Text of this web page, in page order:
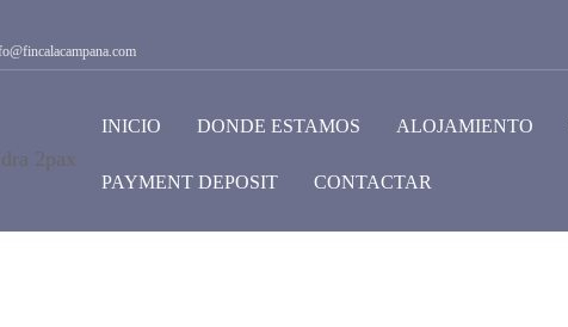
INICIO DONDE ESTAMOS ALOJAMIENTO
PAYMENT DEPOSIT CONTACTAR